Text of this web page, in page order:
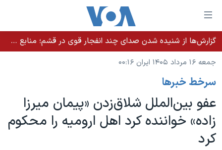
لینکهای
قابل
دسترسی
جهش
محتوای
اصلی
جهش
به
صفحه
خانه
نسخه سبک وب‌سایت
موضوع ها
ایران
آمریکا
جهان
برنامه های تلویزیونی
جدول برنامه ها
صفحه‌های ویژه
گزارش‌ها از شنیده شدن صدای چند انفجار قوی در قشم؛ منابع حکومتی می‌گویند درگیری در تنگه هرمز بود
جمعه ۱۶ مرداد ۱۴۰۵ ایران ۰۰:۱۶
سرخط خبرها
عفو بین‌الملل شلاق‌زدن «پیمان میرزا
زاده» خواننده کرد اهل ارومیه را محکوم
کرد